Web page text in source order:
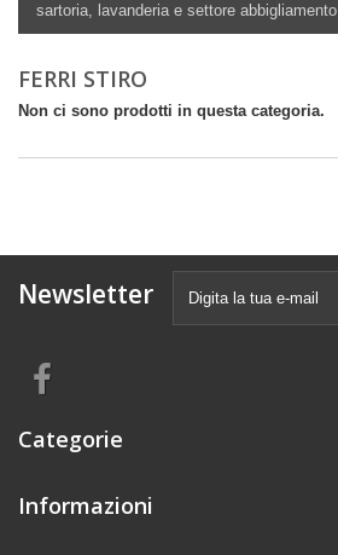
sartoria, lavanderia e settore abbigliamento
FERRI STIRO
Non ci sono prodotti in questa categoria.
Newsletter
Categorie
Informazioni